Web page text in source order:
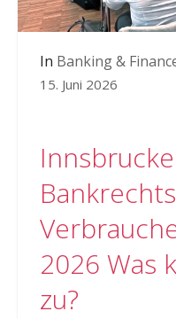
In Banking &
15. Juni 2026
2026 Was
zu?